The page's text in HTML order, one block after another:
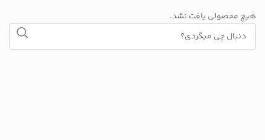
هیچ محصولی یافت نشد.